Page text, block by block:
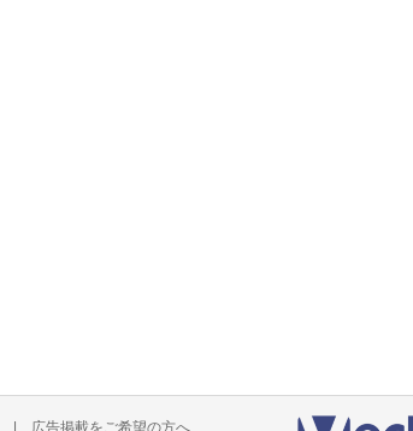
| 広告掲載をご希望の方へ